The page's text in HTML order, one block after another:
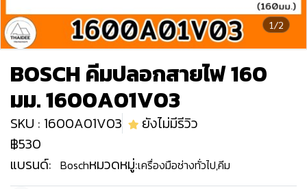
1/2
BOSCH คีมปลอกสายไฟ 160
มม. 1600A01V03
SKU : 1600A01V03
ยังไม่มีรีวิว
฿530
แบรนด์: Boschหมวดหมู่:เครื่องมือช่างทั่วไป,คีม